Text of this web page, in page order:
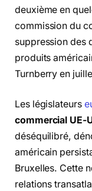
deuxième en
commission du
suppression des
produits
Turnberry en
Les législateurs
commercial UE-
déséquilibré,
américain
Bruxelles. Cette
relations